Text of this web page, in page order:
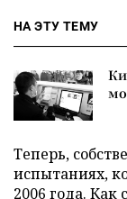
НА ЭТУ ТЕМУ
Теперь,
испытаниях,
2006 года.